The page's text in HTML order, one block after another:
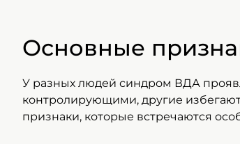
Основные
У разных людей синдром ВДА
контролирующими, другие
признаки, которые встречаются